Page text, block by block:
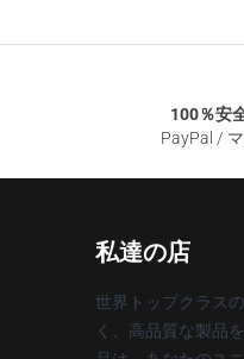
100％安
PayPal /
私達の店
世界トップクラス
く、高品質な製品